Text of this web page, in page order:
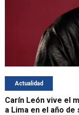
Actualidad
Carín León vive el
a Lima en el año